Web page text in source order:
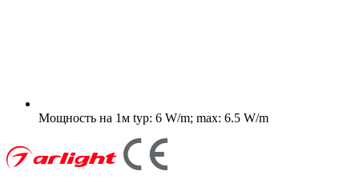
Мощность на 1м typ: 6 W/m; max: 6.5 W/m